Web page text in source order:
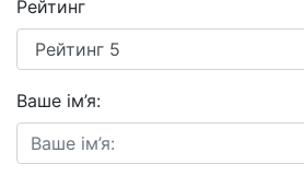
Рейтинг
Ваше ім’я: